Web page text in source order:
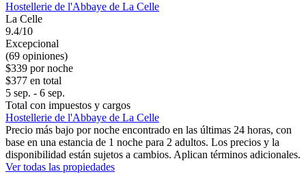
Hostellerie de l'Abbaye de La Celle
La Celle
9.4/10
Excepcional
(69 opiniones)
$339 por noche
$377 en total
5 sep. - 6 sep.
Total con impuestos y cargos
Hostellerie de l'Abbaye de La Celle
Precio más bajo por noche encontrado en las últimas 24 horas, con
base en una estancia de 1 noche para 2 adultos. Los precios y la
disponibilidad están sujetos a cambios. Aplican términos adicionales.
Ver todas las propiedades